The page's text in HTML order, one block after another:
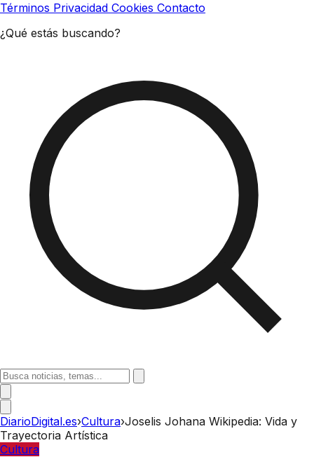
Términos Privacidad Cookies Contacto
¿Qué estás buscando?
DiarioDigital.es›Cultura›Joselis Johana Wikipedia: Vida y
Trayectoria Artística
Cultura